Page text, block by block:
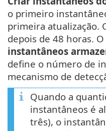
o primeiro
primeira atualização.
depois de 48 horas.
instantâneos
define o número de
mecanismo de
Quando a
instantâneos é
três), o